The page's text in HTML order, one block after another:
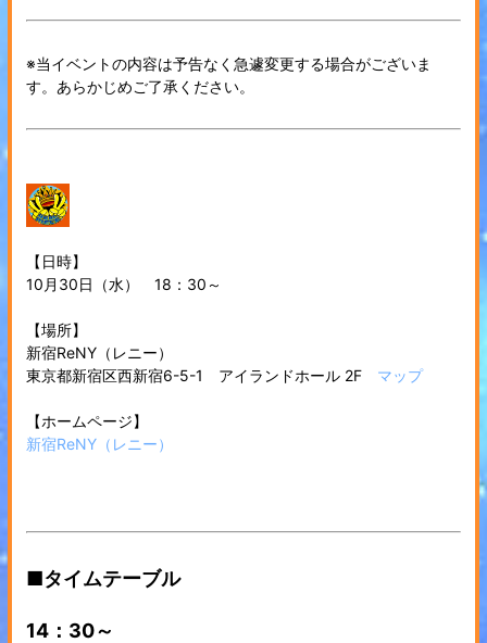
※当イベントの内容は予告なく急遽変更する場合がございま
す。あらかじめご了承ください。
【日時】
10月30日（水） 18：30～
【場所】
新宿ReNY（レニー）
東京都新宿区西新宿6-5-1 アイランドホール 2F マップ
【ホームページ】
新宿ReNY（レニー）
■タイムテーブル
14：30～